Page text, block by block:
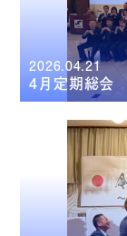
2026.04.21
4月定期総会